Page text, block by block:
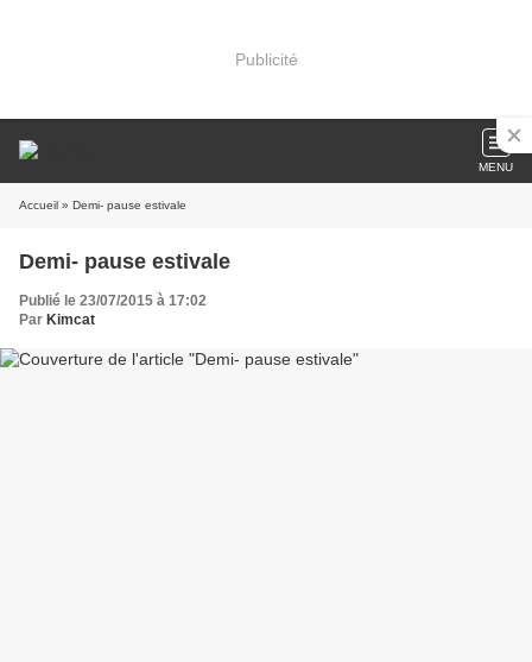
Publicité
MENU
Accueil » Demi- pause estivale
Demi- pause estivale
Publié le 23/07/2015 à 17:02
Par Kimcat